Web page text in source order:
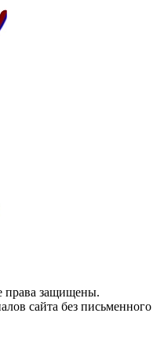
права защищены.
сайта без письменного